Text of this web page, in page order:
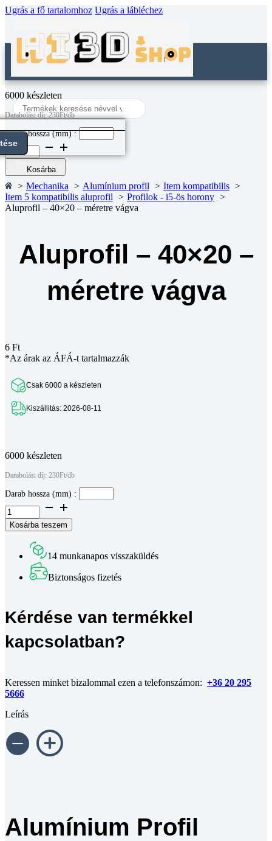
Ugrás a fő tartalomhoz Ugrás a lábléchez
Search
...
6000 készleten
Darabolási díj: 230Ft/db
Darab hossza (mm) :
Aluprofil
-
40x20
-
méretre
vágva
mennyiség
Kosárba
Mechanika Alumínium profil
Item kompatibilis
Item 5 kompatibilis aluprofil
Profilok - i5-ös horony
Aluprofil – 40×20 – méretre vágva
Aluprofil – 40×20 –
méretre vágva
6 Ft
*Az árak az ÁFÁ-t tartalmazzák
Csak 6000 a készleten
Kiszállitás: 2026-08-11
6000 készleten
Darabolási díj: 230Ft/db
Darab hossza (mm) :
Aluprofil
-
40x20
méretre
vágva
mennyiség
Kosárba teszem
14 munkanapos visszaküldés
Biztonságos fizetés
Kérdése van termékkel
kapcsolatban?
Keressen minket bizalommal ezen a telefonszámon: +36 20 295
5666
Leírás
Alumínium Profil